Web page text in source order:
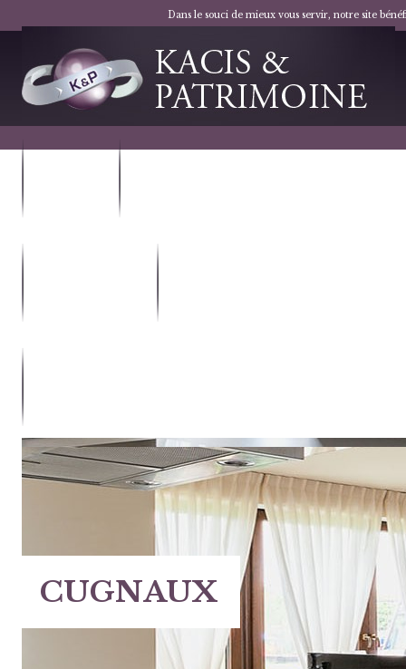
CUGNAUX
Dans le souci de mieux vous servir, notre site